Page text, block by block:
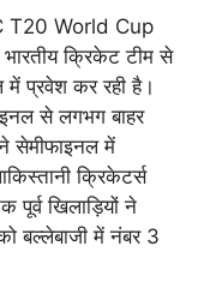
T20 World Cup
क्रिकेट टीम से
में प्रवेश कर रही है।
से लगभग बाहर
ने सेमीफाइनल में
क्रिकेटर्स
खिलाड़ियों ने
बल्लेबाजी में नंबर 3